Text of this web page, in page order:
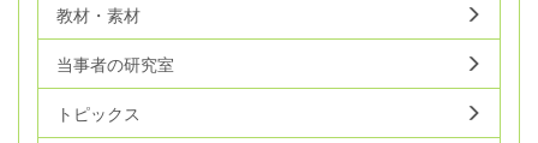
教材・素材
当事者の研究室
トピックス